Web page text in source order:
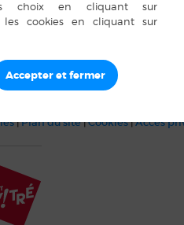
|Plan du site|Cookies|Accès